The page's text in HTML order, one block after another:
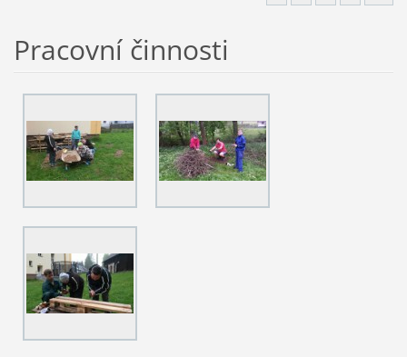
Pracovní činnosti